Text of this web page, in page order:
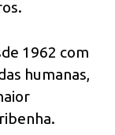
1962 com
humanas,